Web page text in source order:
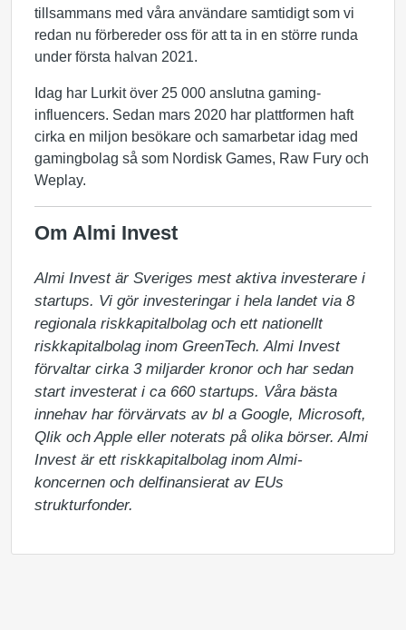
tillsammans med våra användare samtidigt som vi
redan nu förbereder oss för att ta in en större runda
under första halvan 2021.
Idag har Lurkit över 25 000 anslutna gaming-
influencers. Sedan mars 2020 har plattformen haft
cirka en miljon besökare och samarbetar idag med
gamingbolag så som Nordisk Games, Raw Fury och
Weplay.
Om Almi Invest
Almi Invest är Sveriges mest aktiva investerare i
startups. Vi gör investeringar i hela landet via 8
regionala riskkapitalbolag och ett nationellt
riskkapitalbolag inom GreenTech. Almi Invest
förvaltar cirka 3 miljarder kronor och har sedan
start investerat i ca 660 startups. Våra bästa
innehav har förvärvats av bl a Google, Microsoft,
Qlik och Apple eller noterats på olika börser. Almi
Invest är ett riskkapitalbolag inom Almi-
koncernen och delfinansierat av EUs
strukturfonder.